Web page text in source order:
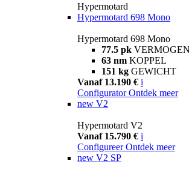
Hypermotard
Hypermotard 698 Mono
Hypermotard 698 Mono
77.5 pk VERMOGEN
63 nm KOPPEL
151 kg GEWICHT
Vanaf 13.190 € i
Configurator Ontdek meer
new V2
Hypermotard V2
Vanaf 15.790 € i
Configureer Ontdek meer
new V2 SP